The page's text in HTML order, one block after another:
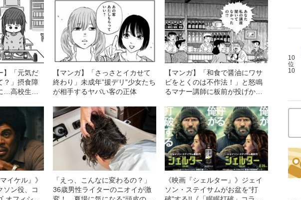
】「元気だ
？」摂食障
…高校生の
【マンガ】「さっさとイカせて
終わり」未成年”援デリ”少女たち
が相手するヤバい客の正体
【マンガ】「和食で醤油にワサ
ビをとくのは不作法！」と怒鳴
るマナー講師に板前が投げかけ
イケル』》
ソン役、コ
「えっ、こんなに変わるの？」
36歳男性ライターのニオイが激
《映画『シェルター』》ジェイ
ソン・ステイサムがお盆を“打
10
位
10